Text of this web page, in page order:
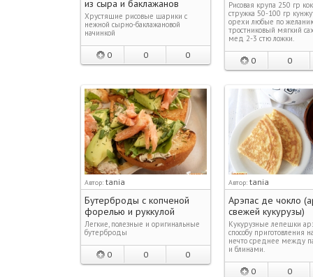
из сыра и баклажанов
Хрустящие рисовые шарики с
нежной сырно-баклажановой
начинкой
0 0 0
Рисовая крупа 250 гр
стружка 50-100 гр
орехи любые по
тростниковый мягкий
мед 2-3 стю ложки.
0 0
Автор: tania
Бутерброды с копченой
форелью и руккулой
Легкие, полезные и оригинальные
бутерброды
0 0 0
Автор: tania
Арэпас де чокло
свежей кукурузы)
Кукурузные лепешки
способу приготовления
нечто среднее между
и блинами.
0 0